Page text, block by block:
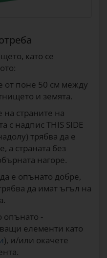
като се
от поне 50 см между
и земята.
страните на
с надпис THIS SIDE
трябва да е
а страната без
нагоре.
е опънато добре,
да имат ъгъл на
-
елементи като
), и/или окачете